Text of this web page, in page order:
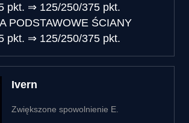
pkt. ⇒ 125/250/375 pkt.
PODSTAWOWE ŚCIANY
pkt. ⇒ 125/250/375 pkt.
Ivern
Zwiększone spowolnienie E.